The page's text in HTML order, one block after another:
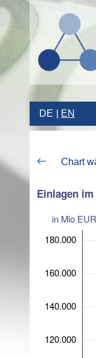
DE EN
Chart
Einlagen
in Mio EUR
120.000
140.000
160.000
180.000